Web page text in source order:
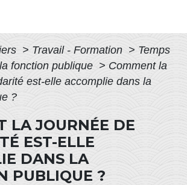
> Travail - Formation > Temps
fonction publique > Comment la
est-elle accomplie dans la
?
LA JOURNÉE DE
EST-ELLE
DANS LA
PUBLIQUE ?